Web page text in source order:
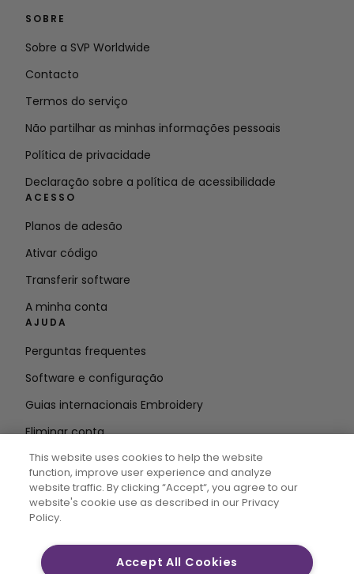
SOBRE
Sobre a SVP Worldwide
Contacto
Termos do serviço
Não partilhar as minhas informações pessoais
Política de privacidade
Declaração sobre a política de acessibilidade
ACESSO
Planos de adesão
Ativar código
Transferir software
A minha conta
AJUDA
Perguntas frequentes
Software e configuração
Guias internacionais Embroidery
Eliminar conta
Introduzir o
endereço de correio eletrónico
This website uses cookies to help the website
function, improve user experience and analyze
website traffic. By clicking “Accept“, you agree to our
website's cookie use as described in our Privacy
Policy.
Accept All Cookies